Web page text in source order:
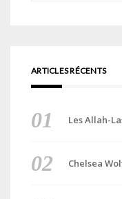
ARTICLES RÉCENTS
Les Allah-
Chelsea